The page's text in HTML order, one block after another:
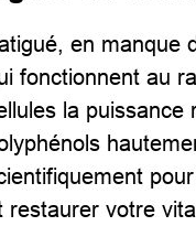
en manque
fonctionnent au
la puissance
restaurer votre